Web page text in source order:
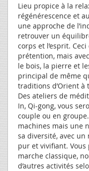
Lieu propice à la
régénérescence et
une approche de
retrouver un
corps et l’esprit.
prétention, mais
le bois, la pierre et
principal de même
traditions d’Orient à
Des ateliers de
In, Qi-gong, vous
couple ou en
machines mais une
sa diversité, avec
pur et vivifiant.
marche classique,
d’autres activités